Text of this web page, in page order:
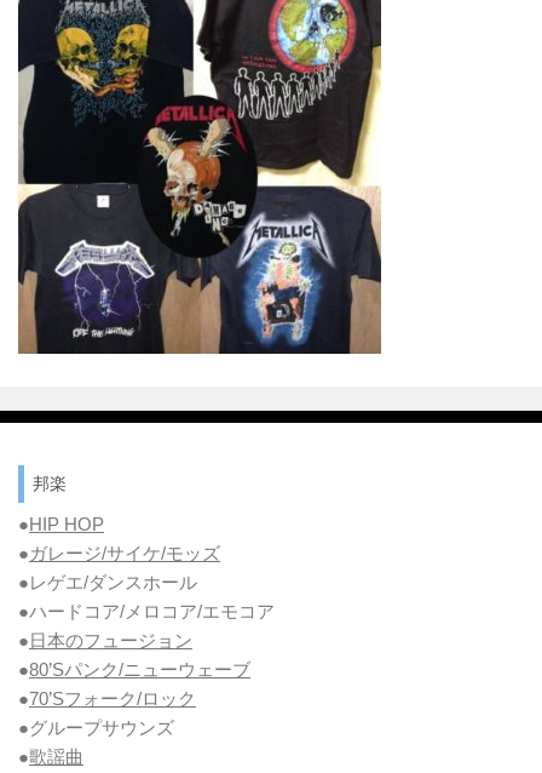
邦楽
●HIP HOP
●ガレージ/サイケ/モッズ
●レゲエ/ダンスホール
●ハードコア/メロコア/エモコア
●日本のフュージョン
●80’Sパンク/ニューウェーブ
●70’Sフォーク/ロック
●グループサウンズ
●歌謡曲